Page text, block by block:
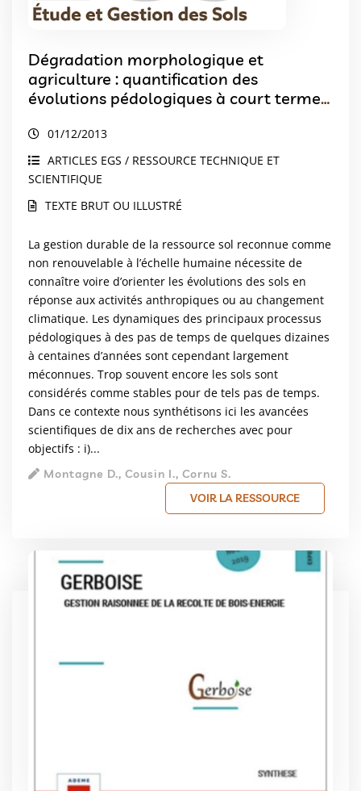
Dégradation morphologique et
agriculture : quantification des
évolutions pédologiques à court terme
01/12/2013
ARTICLES EGS / RESSOURCE TECHNIQUE ET
SCIENTIFIQUE
TEXTE BRUT OU ILLUSTRÉ
La gestion durable de la ressource sol reconnue comme
non renouvelable à l’échelle humaine nécessite de
connaître voire d’orienter les évolutions des sols en
réponse aux activités anthropiques ou au changement
climatique. Les dynamiques des principaux processus
pédologiques à des pas de temps de quelques dizaines
à centaines d’années sont cependant largement
méconnues. Trop souvent encore les sols sont
considérés comme stables pour de tels pas de temps.
Dans ce contexte nous synthétisons ici les avancées
scientifiques de dix ans de recherches avec pour
objectifs : i)...
Montagne D., Cousin I., Cornu S.
VOIR LA RESSOURCE